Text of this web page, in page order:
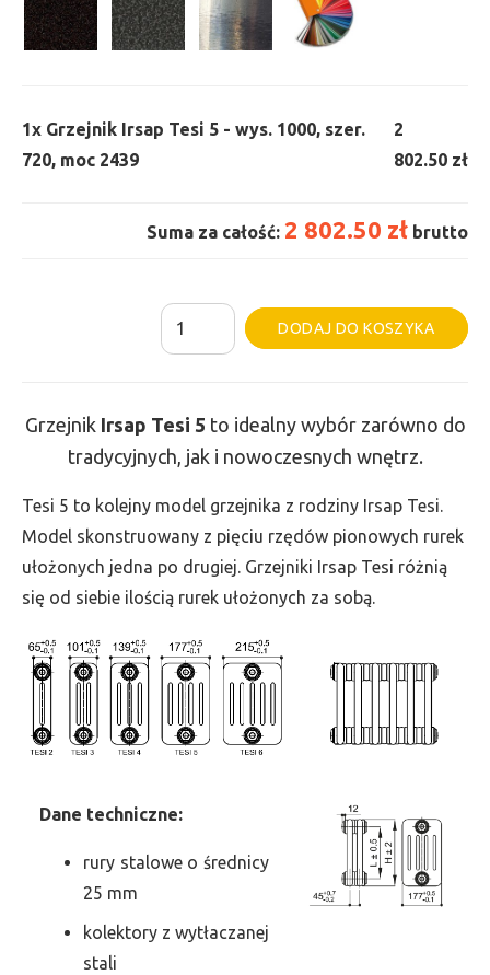
1x Grzejnik Irsap Tesi 5 - wys. 1000, szer.
720, moc 2439
2
802.50 zł
Suma za całość: 2 802.50 zł brutto
ilość
Grzejnik
-
wys.
1000,
szer.
720,
2439
DODAJ DO KOSZYKA
Grzejnik Irsap Tesi 5 to idealny wybór zarówno do
tradycyjnych, jak i nowoczesnych wnętrz.
Tesi 5 to kolejny model grzejnika z rodziny Irsap Tesi.
Model skonstruowany z pięciu rzędów pionowych rurek
ułożonych jedna po drugiej. Grzejniki Irsap Tesi różnią
się od siebie ilością rurek ułożonych za sobą.
Dane techniczne:
rury stalowe o średnicy
25 mm
kolektory z wytłaczanej
stali